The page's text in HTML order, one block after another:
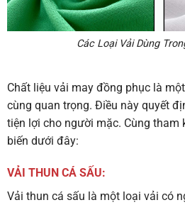
Các Loại Vải Dùng
Chất liệu vải may đồng phục là
cùng quan trọng. Điều này quyết
tiện lợi cho người mặc. Cùng tham
biến dưới đây:
VẢI THUN CÁ SẤU:
Vải thun cá sấu là một loại vải có